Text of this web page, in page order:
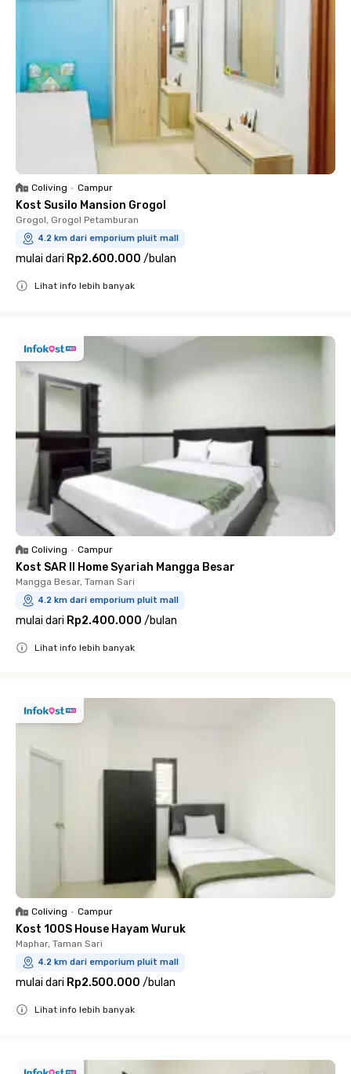
Coliving • Campur
Kost Susilo Mansion Grogol
Grogol, Grogol Petamburan
4.2 km dari emporium pluit mall
mulai dari Rp2.600.000 /bulan
Lihat info lebih banyak
Coliving • Campur
Kost SAR II Home Syariah Mangga Besar
Mangga Besar, Taman Sari
4.2 km dari emporium pluit mall
mulai dari Rp2.400.000 /bulan
Lihat info lebih banyak
Coliving • Campur
Kost 100S House Hayam Wuruk
Maphar, Taman Sari
4.2 km dari emporium pluit mall
mulai dari Rp2.500.000 /bulan
Lihat info lebih banyak